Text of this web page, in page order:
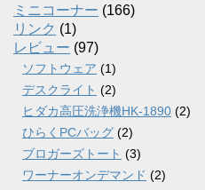
ミニコーナー (166)
リンク (1)
レビュー (97)
ソフトウェア (1)
デスクライト (2)
ヒダカ高圧洗浄機HK-1890 (2)
ひらくPCバッグ (2)
ブロガーズトート (3)
ワーナーオンデマンド (2)